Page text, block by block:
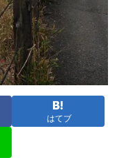
はてブ